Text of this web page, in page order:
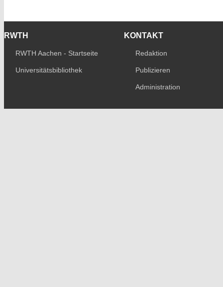
RWTH
RWTH Aachen - Startseite
Universitätsbibliothek
KONTAKT
Redaktion
Publizieren
Administration